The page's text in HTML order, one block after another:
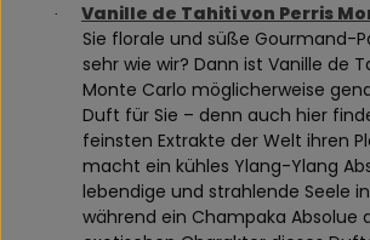
· Vanille de Tahiti von Perris
Sie florale und süße Gourmand-
sehr wie wir? Dann ist Vanille de
Monte Carlo möglicherweise
Duft für Sie – denn auch hier
feinsten Extrakte der Welt ihren
macht ein kühles Ylang-Ylang
lebendige und strahlende Seele
während ein Champaka Absolue